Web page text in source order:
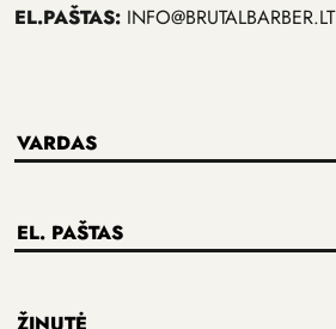
EL.PAŠTAS: INFO@BRUTALBARBER.LT